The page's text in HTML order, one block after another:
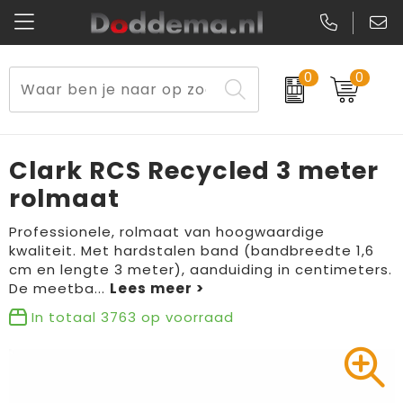
0 0
Paraplu's
Reisbenodigdheden
Aanstekers
Elektronica, Gadgets en USB
Fitness
Veiligheidsvesten en Veiligheidshesjes
Schorten en Sloven
Veiligheidssignalering en Verlichting
Gereedschap
Handschoenen en Sjaals
Sweaters
Kledingaccessoires
T-Shirts
Peuters en Baby's
Blazers
Lunchtassen
Opbergtassen
Schoenentassen
Golftassen
Aktetassen
Clark RCS Recycled 3 meter
rolmaat
Professionele, rolmaat van hoogwaardige
kwaliteit. Met hardstalen band (bandbreedte 1,6
cm en lengte 3 meter), aanduiding in centimeters.
De meetba...
In totaal 3763 op voorraad